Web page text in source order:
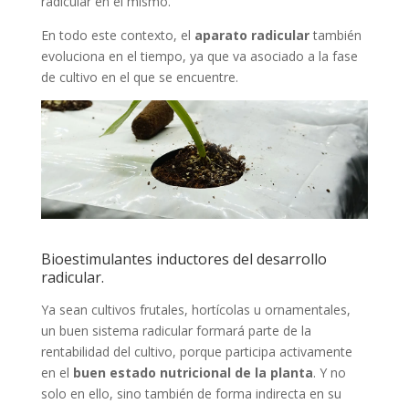
En todo este contexto, el aparato radiculartambién
evoluciona en el tiempo, ya que va asociado a la fase
de cultivo en el que se encuentre.
Bioestimulantes inductores del desarrollo
radicular.
Ya sean cultivos frutales, hortícolas u ornamentales,
un buen sistema radicular formará parte de la
rentabilidad del cultivo, porque participa activamente
en el buen estado nutricional de la planta. Y no
solo en ello, sino también de forma indirecta en su